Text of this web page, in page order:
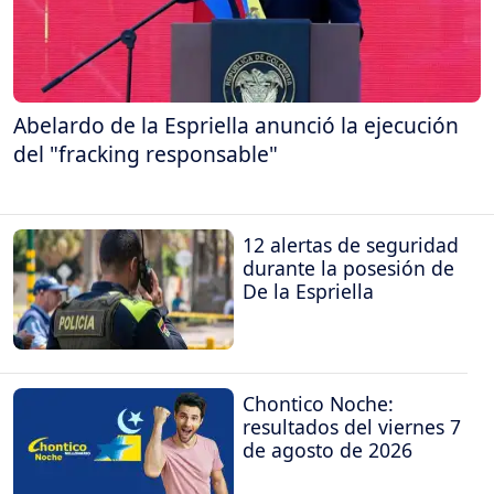
Abelardo de la Espriella anunció la ejecución
del "fracking responsable"
12 alertas de seguridad
durante la posesión de
De la Espriella
Chontico Noche:
resultados del viernes 7
de agosto de 2026